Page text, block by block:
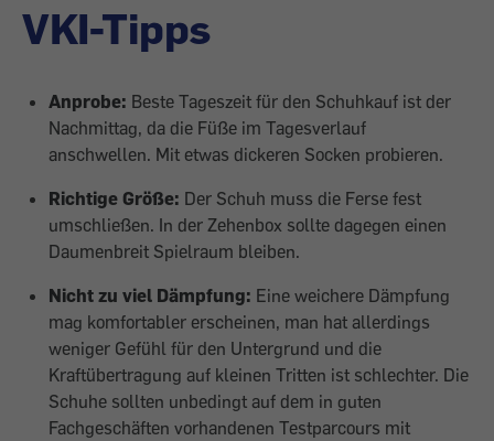
VKI-Tipps
Anprobe: Beste Tageszeit für den Schuhkauf ist der
Nachmittag, da die Füße im Tagesverlauf
anschwellen. Mit etwas dickeren Socken probieren.
Richtige Größe: Der Schuh muss die Ferse fest
umschließen. In der Zehenbox sollte dagegen einen
Daumenbreit Spielraum bleiben.
Nicht zu viel Dämpfung: Eine weichere Dämpfung
mag komfortabler erscheinen, man hat allerdings
weniger Gefühl für den Untergrund und die
Kraftübertragung auf kleinen Tritten ist schlechter. Die
Schuhe sollten unbedingt auf dem in guten
Fachgeschäften vorhandenen Testparcours mit